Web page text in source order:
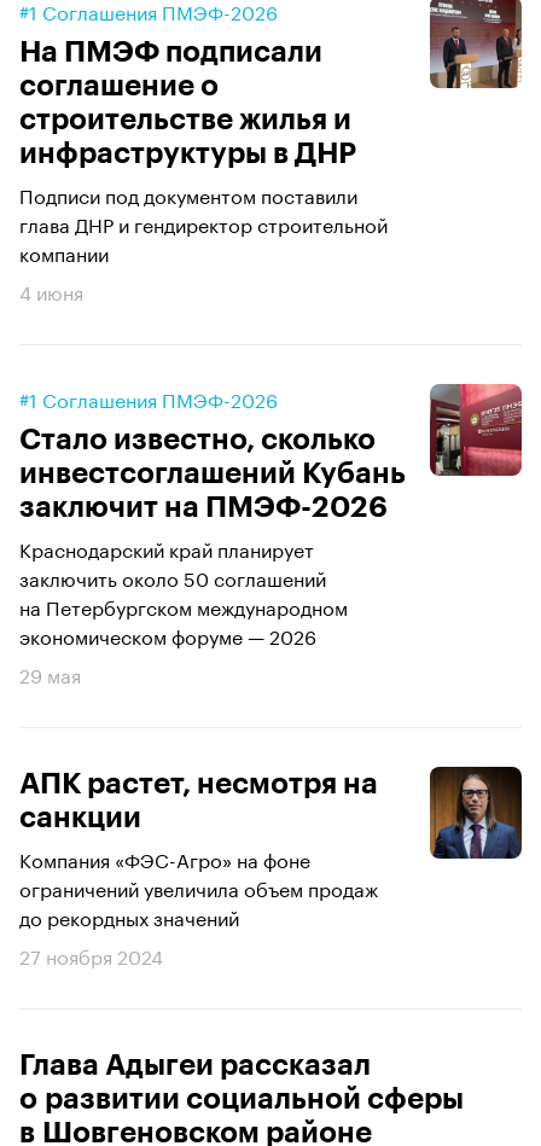
#1 Соглашения ПМЭФ-2026
На ПМЭФ подписали
соглашение о
строительстве жилья и
инфраструктуры в ДНР
Подписи под документом поставили
глава ДНР и гендиректор строительной
компании
4 июня
#1 Соглашения ПМЭФ-2026
Стало известно, сколько
инвестсоглашений Кубань
заключит на ПМЭФ-2026
Краснодарский край планирует
заключить около 50 соглашений
на Петербургском международном
экономическом форуме — 2026
29 мая
АПК растет, несмотря на
санкции
Компания «ФЭС-Агро» на фоне
ограничений увеличила объем продаж
до рекордных значений
27 ноября 2024
Глава Адыгеи рассказал
о развитии социальной сферы
в Шовгеновском районе